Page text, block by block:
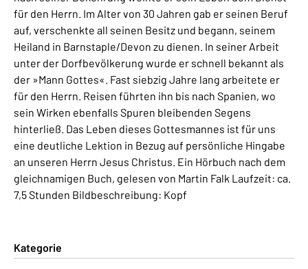
für den Herrn. Im Alter von 30 Jahren gab er seinen Beruf
auf, verschenkte all seinen Besitz und begann, seinem
Heiland in Barnstaple/Devon zu dienen. In seiner Arbeit
unter der Dorfbevölkerung wurde er schnell bekannt als
der »Mann Gottes«. Fast siebzig Jahre lang arbeitete er
für den Herrn. Reisen führten ihn bis nach Spanien, wo
sein Wirken ebenfalls Spuren bleibenden Segens
hinterließ. Das Leben dieses Gottesmannes ist für uns
eine deutliche Lektion in Bezug auf persönliche Hingabe
an unseren Herrn Jesus Christus. Ein Hörbuch nach dem
gleichnamigen Buch, gelesen von Martin Falk Laufzeit: ca.
7,5 Stunden Bildbeschreibung: Kopf
Kategorie